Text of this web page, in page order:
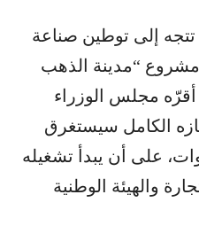
إلى توطين صناعة
“مدينة الذهب
أقرّه مجلس الوزراء
الكامل سيستغرق
على أن يبدأ تشغيله
والهيئة الوطنية